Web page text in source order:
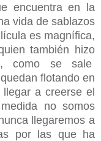
encuentra en la
vida de sablazos
es magnífica,
también hizo
como se sale
flotando en
a creerse el
no somos
llegaremos a
por las que ha